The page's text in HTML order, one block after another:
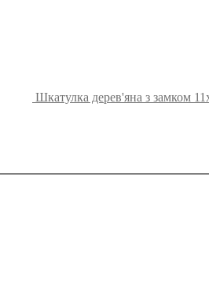
Шкатулка дерев'яна з замком